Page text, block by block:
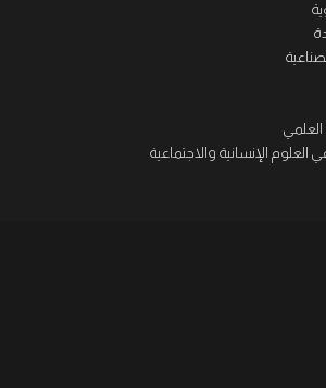
العلمي
العلوم الإنسانية والاجتماعية